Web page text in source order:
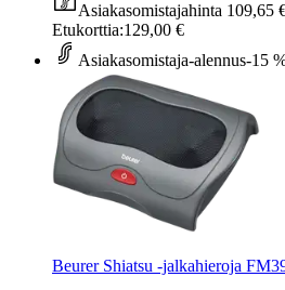
Asiakasomistajahinta 109,65
Etukorttia:129,00 €
Asiakasomistaja-alennus-15
Beurer Shiatsu -jalkahieroja